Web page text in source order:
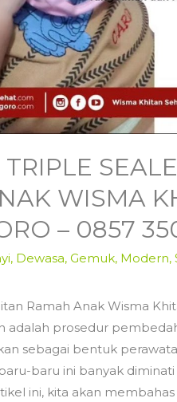
WISMA
– 0857
, Dewasa,Gemuk, Modern,
Ramah Anak Wisma
adalah prosedur
sebagai bentuk
baru ini banyak
ini, kita akan membahas